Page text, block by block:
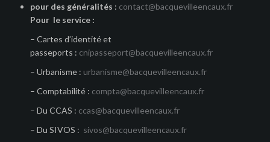
pour des généralités : contact@bacquevilleencaux.fr
Pour le service :
– Cartes d’identité et
passeports : cnipasseport@bacquevilleencaux.fr
– Urbanisme : urbanisme@bacquevilleencaux.fr
– Comptabilité : compta@bacquevilleencaux.fr
– Du CCAS : ccas@bacquevilleencaux.fr
– Du SIVOS : sivos@bacquevilleencaux.fr